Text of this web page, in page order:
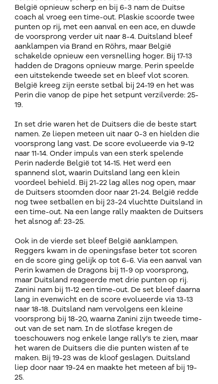
België opnieuw scherp en bij 6-3 nam de Duitse
coach al vroeg een time-out. Plaskie scoorde twee
punten op rij, met een aanval en een ace, en duwde
de voorsprong verder uit naar 8-4. Duitsland bleef
aanklampen via Brand en Röhrs, maar België
schakelde opnieuw een versnelling hoger. Bij 17-13
hadden de Dragons opnieuw marge. Perin speelde
een uitstekende tweede set en bleef vlot scoren.
België kreeg zijn eerste setbal bij 24-19 en het was
Perin die vanop de pipe het setpunt verzilverde: 25-
19.
In set drie waren het de Duitsers die de beste start
namen. Ze liepen meteen uit naar 0-3 en hielden die
voorsprong lang vast. De score evolueerde via 9-12
naar 11-14. Onder impuls van een sterk spelende
Perin naderde België tot 14-15. Het werd een
spannend slot, waarin Duitsland lang een klein
voordeel behield. Bij 21-22 lag alles nog open, maar
de Duitsers stoomden door naar 21-24. België redde
nog twee setballen en bij 23-24 vluchtte Duitsland in
een time-out. Na een lange rally maakten de Duitsers
het alsnog af: 23-25.
Ook in de vierde set bleef België aanklampen.
Reggers kwam in de openingsfase beter tot scoren
en de score ging gelijk op tot 6-6. Via een aanval van
Perin kwamen de Dragons bij 11-9 op voorsprong,
maar Duitsland reageerde met drie punten op rij.
Zanini nam bij 11-12 een time-out. De set bleef daarna
lang in evenwicht en de score evolueerde via 13-13
naar 18-18. Duitsland nam vervolgens een kleine
voorsprong bij 18-20, waarna Zanini zijn tweede time-
out van de set nam. In de slotfase kregen de
toeschouwers nog enkele lange rally’s te zien, maar
het waren de Duitsers die die punten wisten af te
maken. Bij 19-23 was de kloof geslagen. Duitsland
liep door naar 19-24 en maakte het meteen af bij 19-
25.